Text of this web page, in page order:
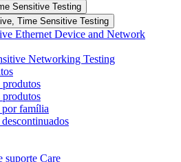
Sensitive Testing
Time Sensitive Testing
Ethernet Device and Network
Networking Testing
produtos
produtos
por família
suporte Care